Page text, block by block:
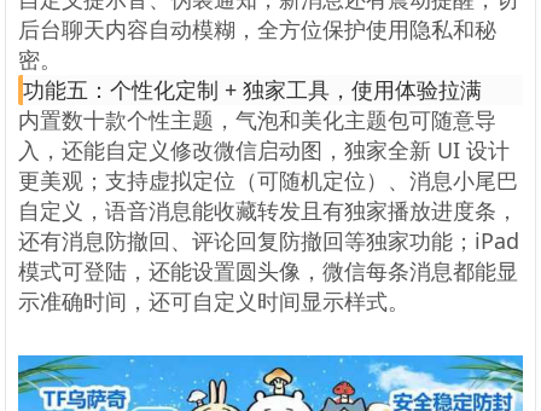
后台聊天内容自动模糊，全方位保护使用隐私和秘
密。
功能五：个性化定制 + 独家工具，使用体验拉满
内置数十款个性主题，气泡和美化主题包可随意导
入，还能自定义修改微信启动图，独家全新 UI 设计
更美观；支持虚拟定位（可随机定位）、消息小尾巴
自定义，语音消息能收藏转发且有独家播放进度条，
还有消息防撤回、评论回复防撤回等独家功能；iPad
模式可登陆，还能设置圆头像，微信每条消息都能显
示准确时间，还可自定义时间显示样式。